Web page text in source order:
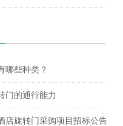
哪些种类？
门的通行能力
店旋转门采购项目招标公告